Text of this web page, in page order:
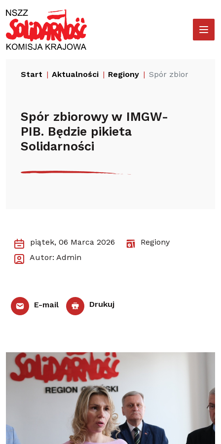
do
treści
Start Aktualności Regiony Spór zbiorowy w
Spór zbiorowy w IMGW-
PIB. Będzie pikieta
Solidarności
piątek, 06 Marca 2026
Regiony
Autor: Admin
E-mail Drukuj